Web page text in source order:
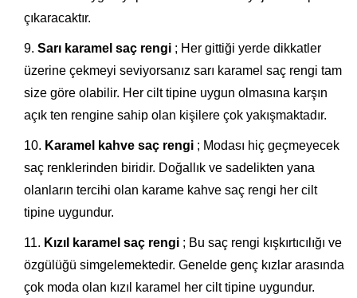
çıkaracaktır.
Sarı karamel saç rengi ; Her gittiği yerde dikkatler
üzerine çekmeyi seviyorsanız sarı karamel saç rengi tam
size göre olabilir. Her cilt tipine uygun olmasına karşın
açık ten rengine sahip olan kişilere çok yakışmaktadır.
Karamel kahve saç rengi ; Modası hiç geçmeyecek
saç renklerinden biridir. Doğallık ve sadelikten yana
olanların tercihi olan karame kahve saç rengi her cilt
tipine uygundur.
Kızıl karamel saç rengi ; Bu saç rengi kışkırtıcılığı ve
özgülüğü simgelemektedir. Genelde genç kızlar arasında
çok moda olan kızıl karamel her cilt tipine uygundur.